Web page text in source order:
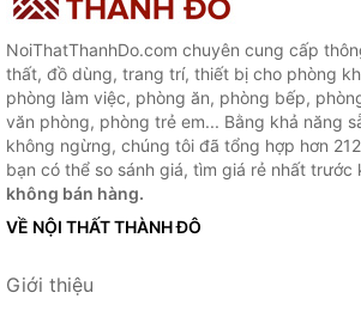
NoiThatThanhDo.com chuyên cung cấp
thất, đồ dùng, trang trí, thiết bị cho phòng
phòng làm việc, phòng ăn, phòng bếp,
văn phòng, phòng trẻ em... Bằng khả năng
không ngừng, chúng tôi đã tổng hợp hơn
bạn có thể so sánh giá, tìm giá rẻ nhất trước
không bán hàng.
VỀ NỘI THẤT THÀNH ĐÔ
Giới thiệu